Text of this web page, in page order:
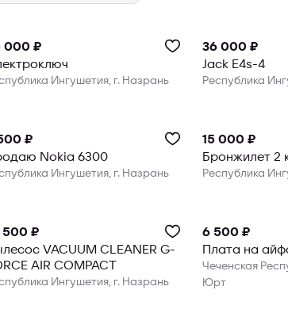
000 ₽
Ингушетия, г. Назрань
36 000 ₽
Jack E4s-4
Республика
₽
Nokia 6300
Ингушетия, г. Назрань
15 000 ₽
Бронжилет 2
Республика
500 ₽
VACUUM CLEANER G-
AIR COMPACT
Ингушетия, г. Назрань
6 500 ₽
Плата на
Чеченская
Юрт